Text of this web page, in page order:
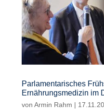
Parlamentarisches
Ernährungsmedizin im
von Armin Rahm |